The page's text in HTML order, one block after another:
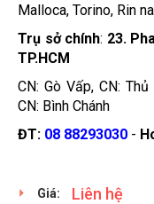
Malloca, Torino, Rin
Trụ sở chính: 23.
TP.HCM
CN: Gò Vấp, CN:
CN: Bình Chánh
ĐT: 08 88293030 -
Giá: Liên hệ